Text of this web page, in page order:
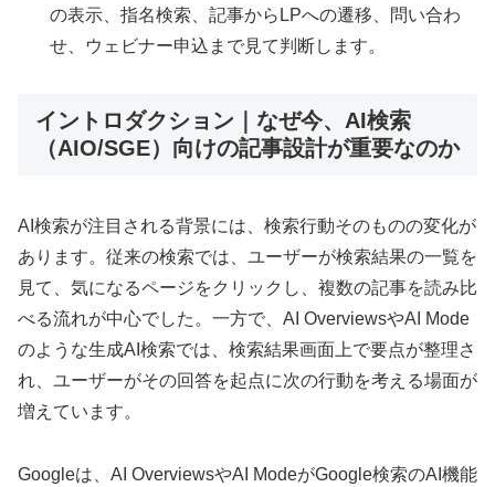
の表示、指名検索、記事からLPへの遷移、問い合わ
せ、ウェビナー申込まで見て判断します。
イントロダクション｜なぜ今、AI検索
（AIO/SGE）向けの記事設計が重要なのか
AI検索が注目される背景には、検索行動そのものの変化が
あります。従来の検索では、ユーザーが検索結果の一覧を
見て、気になるページをクリックし、複数の記事を読み比
べる流れが中心でした。一方で、AI OverviewsやAI Mode
のような生成AI検索では、検索結果画面上で要点が整理さ
れ、ユーザーがその回答を起点に次の行動を考える場面が
増えています。
Googleは、AI OverviewsやAI ModeがGoogle検索のAI機能